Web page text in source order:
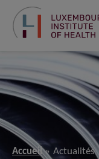
Accueil Actualités